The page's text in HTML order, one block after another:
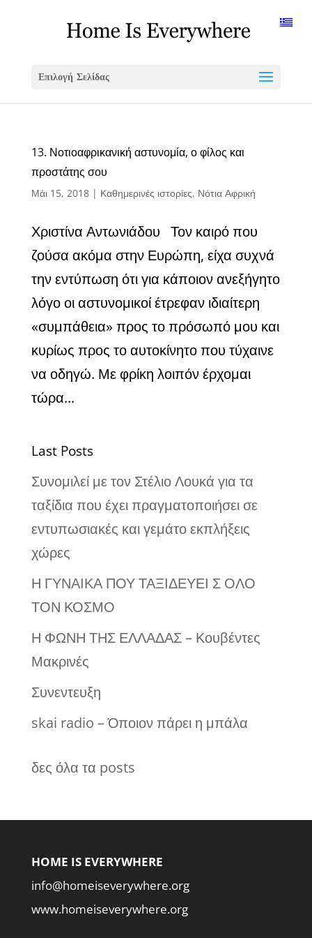
Επιλογή Σελίδας
13. Νοτιοαφρικανική αστυνομία, ο φίλος και
προστάτης σου
Μάι 15, 2018| Καθημερινές ιστορίες, Νότια Αφρική
Χριστίνα Αντωνιάδου Τον καιρό που
ζούσα ακόμα στην Ευρώπη, είχα συχνά
την εντύπωση ότι για κάποιον ανεξήγητο
λόγο οι αστυνομικοί έτρεφαν ιδιαίτερη
«συμπάθεια» προς το πρόσωπό μου και
κυρίως προς το αυτοκίνητο που τύχαινε
να οδηγώ. Με φρίκη λοιπόν έρχομαι
τώρα...
Last Posts
Συνομιλεί με τον Στέλιο Λουκά για τα
ταξίδια που έχει πραγματοποιήσει σε
εντυπωσιακές και γεμάτο εκπλήξεις
χώρες
Η ΓΥΝΑΙΚΑ ΠΟΥ ΤΑΞΙΔΕΥΕΙ Σ ΟΛΟ
ΤΟΝ ΚΟΣΜΟ
Η ΦΩΝΗ ΤΗΣ ΕΛΛΑΔΑΣ – Κουβέντες
Μακρινές
Συνεντευξη
skai radio – Όποιον πάρει η μπάλα
δες όλα τα posts
HOME IS EVERYWHERE
info@homeiseverywhere.org
www.homeiseverywhere.org